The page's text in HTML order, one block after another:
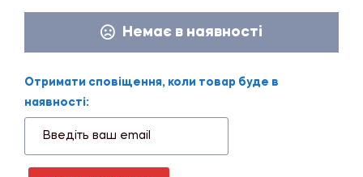
Немає в наявності
Отримати сповіщення, коли товар буде в
наявності: